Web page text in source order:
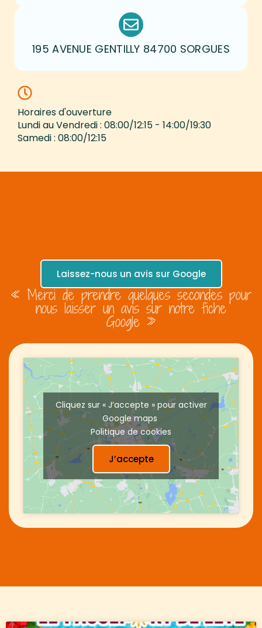
195 AVENUE GENTILLY 84700 SORGUES
Horaires d'ouverture
Lundi au Vendredi : 08:00/12:15 - 14:00/19:30
Samedi : 08:00/12:15
Laissez-nous un avis sur Google
« Merci de prendre quelques secondes pour
nous laisser un avis sur notre fiche
Google »
Cliquez sur « J’accepte » pour activer
Google maps
Politique de cookies
J’accepte